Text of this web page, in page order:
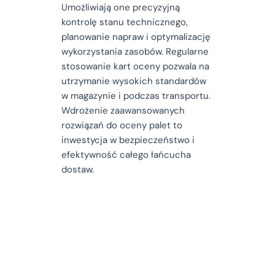
Umożliwiają one precyzyjną
kontrolę stanu technicznego,
planowanie napraw i optymalizację
wykorzystania zasobów. Regularne
stosowanie kart oceny pozwala na
utrzymanie wysokich standardów
w magazynie i podczas transportu.
Wdrożenie zaawansowanych
rozwiązań do oceny palet to
inwestycja w bezpieczeństwo i
efektywność całego łańcucha
dostaw.